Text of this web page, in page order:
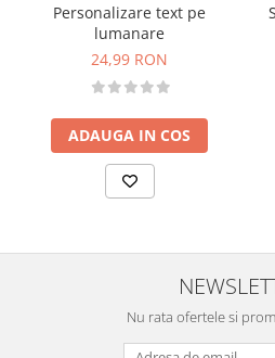
Personalizare text pe
lumanare
24,99 RON
ADAUGA IN COS
Nu rata ofertele si